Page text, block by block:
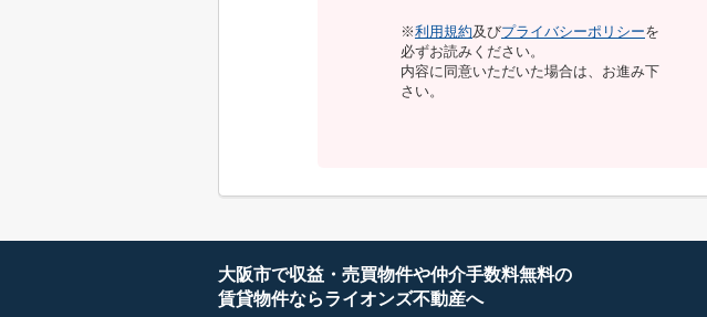
※利用規約及びプライバシーポリシーを
必ずお読みください。
内容に同意いただいた場合は、お進み下
さい。
大阪市で収益・売買物件や仲介手数料無料の
賃貸物件ならライオンズ不動産へ